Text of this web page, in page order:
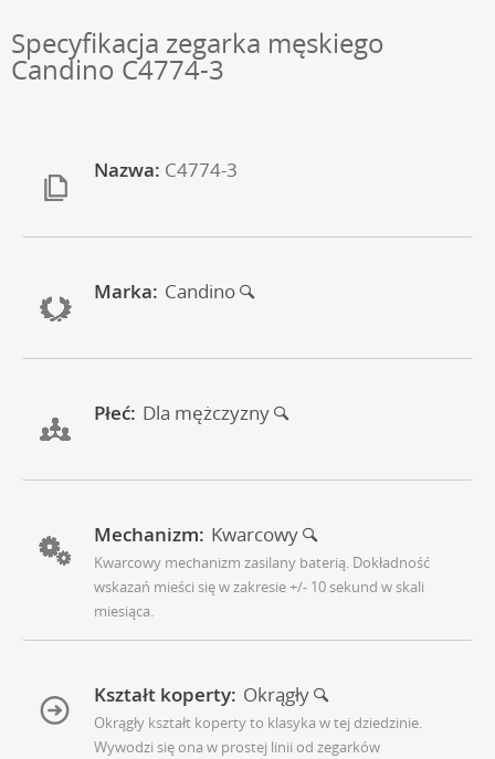
Specyfikacja zegarka męskiego
Candino C4774-3
Nazwa: C4774-3
Marka: Candino
Płeć: Dla mężczyzny
Mechanizm: Kwarcowy
Kwarcowy mechanizm zasilany baterią. Dokładność
wskazań mieści się w zakresie +/- 10 sekund w skali
miesiąca.
Kształt koperty: Okrągły
Okrągły kształt koperty to klasyka w tej dziedzinie.
Wywodzi się ona w prostej linii od zegarków